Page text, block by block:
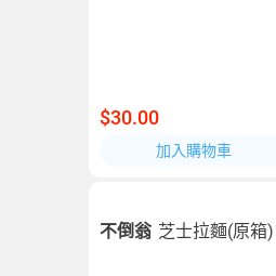
$30.00
加入購物車
不倒翁 芝士拉麵(原箱)